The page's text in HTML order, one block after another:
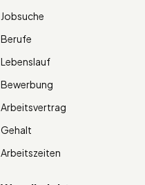
Jobsuche
Berufe
Lebenslauf
Bewerbung
Arbeitsvertrag
Gehalt
Arbeitszeiten